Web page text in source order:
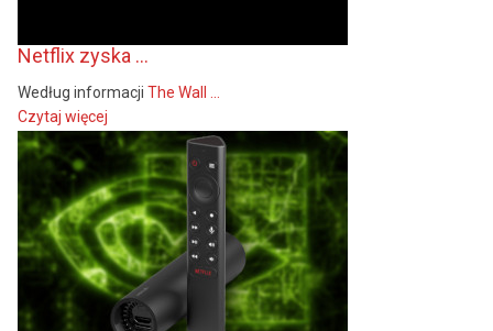
Netflix zyska ...
Według informacji The Wall ...
Czytaj więcej